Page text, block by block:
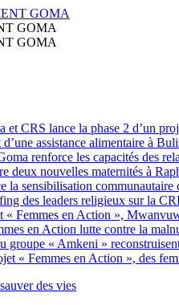
GOMA
GOMA
et CRS lance la phase 2 d’un
assistance alimentaire à
renforce les capacités des
deux nouvelles maternités à
la sensibilisation communautaire
des leaders religieux sur la
« Femmes en Action »,
en Action lutte contre la
groupe « Amkeni »
« Femmes en Action », des
des vies